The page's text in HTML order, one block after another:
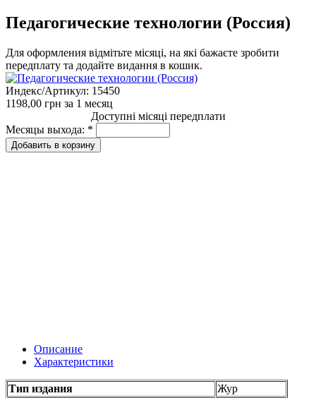
Педагогические технологии (Россия)
Для оформления відмітьте місяці, на які бажаєте зробити
передплату та додайте видання в кошик.
Индекс/Артикул: 15450
1198,00 грн за 1 месяц
Доступні місяці передплати
Месяцы выхода: *
Описание
Характеристики
Тип издания
Жур